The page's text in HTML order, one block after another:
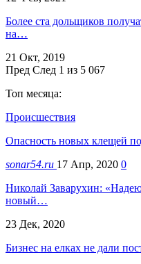
Более ста дольщиков
на…
21 Окт, 2019
Пред След 1 из 5 067
Топ месяца:
Происшествия
Опасность новых клещей
sonar54.ru 17 Апр, 2020 0
Николай Заварухин:
новый…
23 Дек, 2020
Бизнес на елках не дали